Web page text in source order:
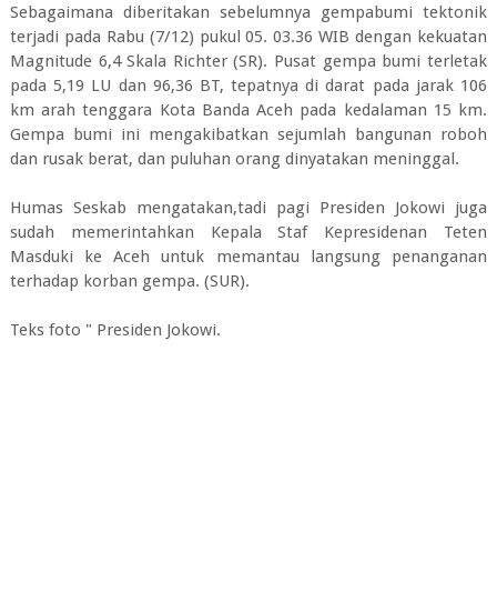
Sebagaimana diberitakan sebelumnya gempabumi tektonik
terjadi pada Rabu (7/12) pukul 05. 03.36 WIB dengan kekuatan
Magnitude 6,4 Skala Richter (SR). Pusat gempa bumi terletak
pada 5,19 LU dan 96,36 BT, tepatnya di darat pada jarak 106
km arah tenggara Kota Banda Aceh pada kedalaman 15 km.
Gempa bumi ini mengakibatkan sejumlah bangunan roboh
dan rusak berat, dan puluhan orang dinyatakan meninggal.
Humas Seskab mengatakan,tadi pagi Presiden Jokowi juga
sudah memerintahkan Kepala Staf Kepresidenan Teten
Masduki ke Aceh untuk memantau langsung penanganan
terhadap korban gempa. (SUR).
Teks foto " Presiden Jokowi.